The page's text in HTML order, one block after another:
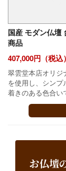
国産 モダン仏
商品
407,000円（税込）
翠雲堂本店オリジ
を使用し、シンプ
着きのある色合い
お仏壇